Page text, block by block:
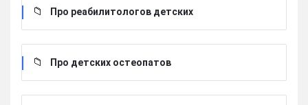
Про реабилитологов детских
Про детских остеопатов